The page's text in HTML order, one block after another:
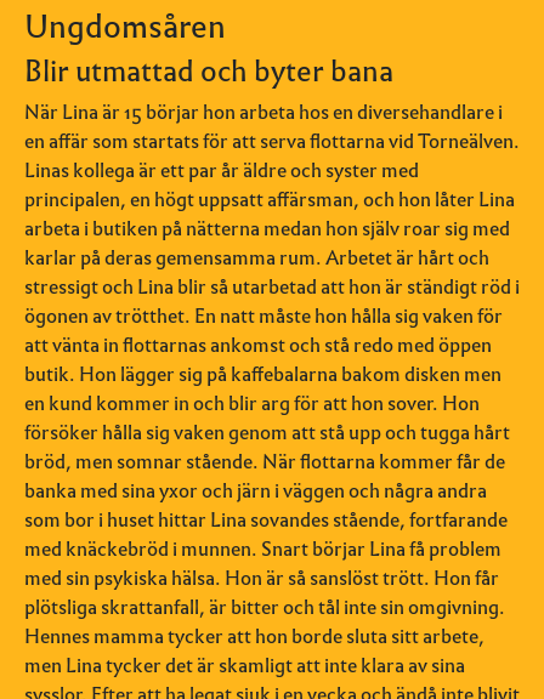
Ungdomsåren
Blir utmattad och byter bana
När Lina är 15 börjar hon arbeta hos en diversehandlare i
en affär som startats för att serva flottarna vid Torneälven.
Linas kollega är ett par år äldre och syster med
principalen, en högt uppsatt affärsman, och hon låter Lina
arbeta i butiken på nätterna medan hon själv roar sig med
karlar på deras gemensamma rum. Arbetet är hårt och
stressigt och Lina blir så utarbetad att hon är ständigt röd i
ögonen av trötthet. En natt måste hon hålla sig vaken för
att vänta in flottarnas ankomst och stå redo med öppen
butik. Hon lägger sig på kaffebalarna bakom disken men
en kund kommer in och blir arg för att hon sover. Hon
försöker hålla sig vaken genom att stå upp och tugga hårt
bröd, men somnar stående. När flottarna kommer får de
banka med sina yxor och järn i väggen och några andra
som bor i huset hittar Lina sovandes stående, fortfarande
med knäckebröd i munnen. Snart börjar Lina få problem
med sin psykiska hälsa. Hon är så sanslöst trött. Hon får
plötsliga skrattanfall, är bitter och tål inte sin omgivning.
Hennes mamma tycker att hon borde sluta sitt arbete,
men Lina tycker det är skamligt att inte klara av sina